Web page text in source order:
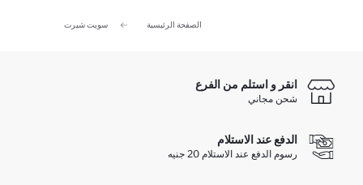
الصفحة الرئيسية سويت شيرت
انقر و استلم من الفرع
شحن مجاني
الدفع عند الاستلام
رسوم الدفع عند الاستلام 20 جنيه